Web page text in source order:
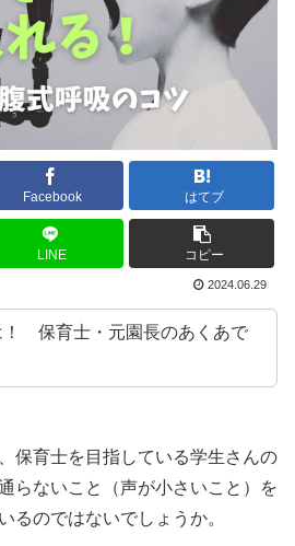
Facebook はてブ
LINE コピー
2024.06.29
！ 保育士・元園長のあくあで
保育士を目指している学生さんの
らないこと（声が小さいこと）を
るのではないでしょうか。